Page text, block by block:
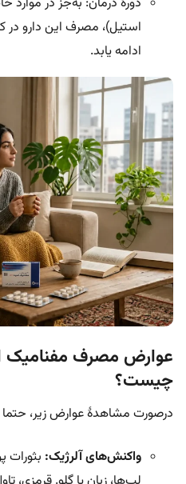
ادامه یابد.
چیست؟
درصورت مشاهدۀ عوارض زیر،
واکنش‌های آلرژیک: بثورات